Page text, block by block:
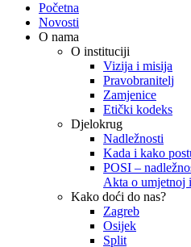
Početna
Novosti
O nama
O instituciji
Vizija i misija
Pravobranitelj
Zamjenice
Etički kodeks
Djelokrug
Nadležnosti
Kada i kako
POSI –
Akta o umjetnoj
Kako doći do nas?
Zagreb
Osijek
Split